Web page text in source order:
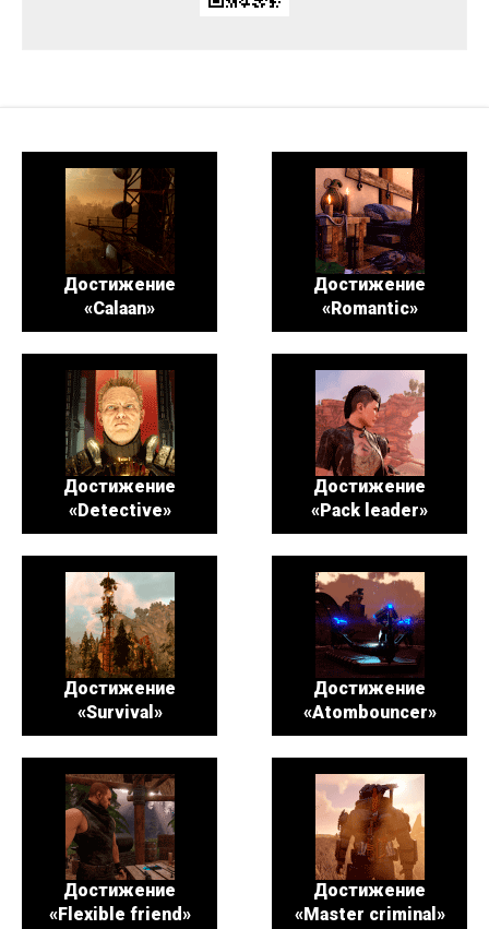
Достижение
«Calaan»
Достижение
«Romantic»
Достижение
«Detective»
Достижение
«Pack leader»
Достижение
«Survival»
Достижение
«Atombouncer»
Достижение
«Flexible friend»
Достижение
«Master criminal»